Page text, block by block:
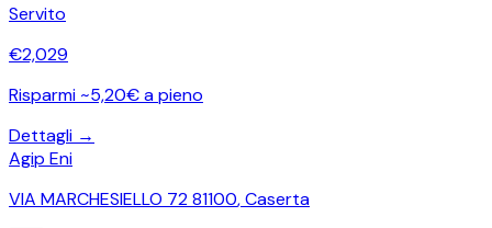
Servito
€2,029
Risparmi ~5,20€ a pieno
Dettagli →
Agip Eni
VIA MARCHESIELLO 72 81100,Caserta